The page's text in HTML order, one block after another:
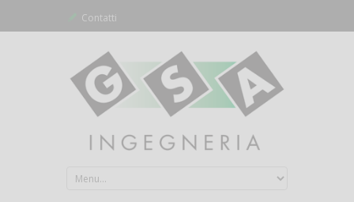
Contatti